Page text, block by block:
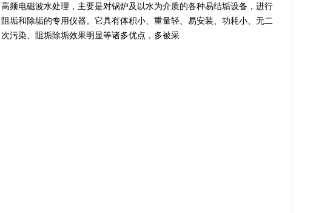
高频电磁波水处理，主要是对锅炉及以水为介质的各种易结垢设备，进行
阻垢和除垢的专用仪器。它具有体积小、重量轻、易安装、功耗小、无二
次污染、阻垢除垢效果明显等诸多优点，多被采